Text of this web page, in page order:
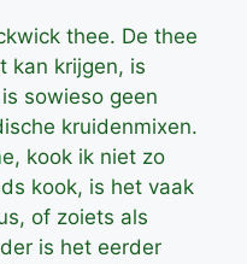
thee. De thee
kan krijgen, is
sowieso geen
kruidenmixen.
kook ik niet zo
kook, is het vaak
of zoiets als
is het eerder